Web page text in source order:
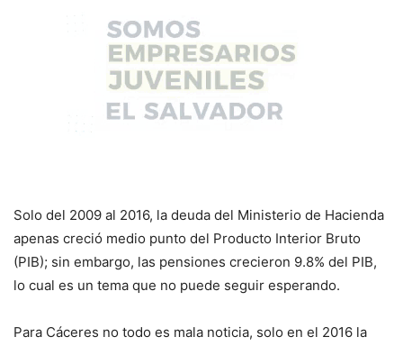
Solo del 2009 al 2016, la deuda del Ministerio de Hacienda
apenas creció medio punto del Producto Interior Bruto
(PIB); sin embargo, las pensiones crecieron 9.8% del PIB,
lo cual es un tema que no puede seguir esperando.
Para Cáceres no todo es mala noticia, solo en el 2016 la